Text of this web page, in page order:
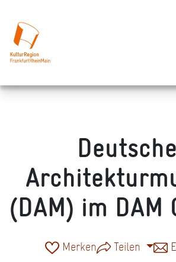
(DAM) im DAM
Merken Teilen